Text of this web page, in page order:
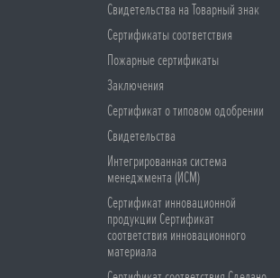
Свидетельства на Товарный знак
Сертификаты соответствия
Пожарные сертификаты
Заключения
Сертификат о типовом одобрении
Свидетельства
Интегрированная система
менеджмента (ИСМ)
Сертификат инновационной
продукции Сертификат
соответствия инновационного
материала